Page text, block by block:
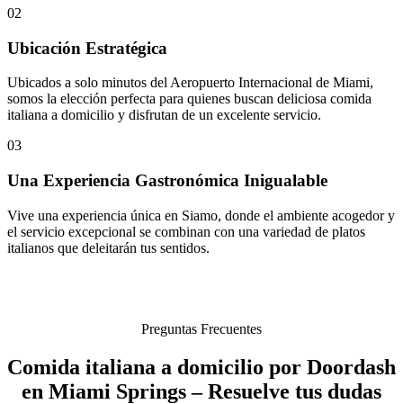
02
Ubicación Estratégica
Ubicados a solo minutos del Aeropuerto Internacional de Miami,
somos la elección perfecta para quienes buscan deliciosa comida
italiana a domicilio y disfrutan de un excelente servicio.
03
Una Experiencia Gastronómica Inigualable
Vive una experiencia única en Siamo, donde el ambiente acogedor y
el servicio excepcional se combinan con una variedad de platos
italianos que deleitarán tus sentidos.
Preguntas Frecuentes
Comida italiana a domicilio por Doordash
en Miami Springs – Resuelve tus dudas